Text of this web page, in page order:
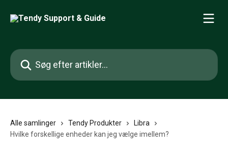
Søg efter artikler...
Alle samlinger Tendy Produkter
Libra
Hvilke forskellige enheder kan jeg vælge imellem?